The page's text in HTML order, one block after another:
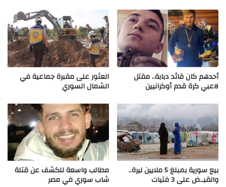
أحدهم كان قائد دبابة.. مقتل
لاعبي كرة قدم أوكرانيين
العثور على مقبرة جماعية في
الشمال السوري
بيع سورية بمبلغ 5 ملايين ليرة..
والقبـ.ض على 3 فتيات
مطالب واسعة للكشف عن قتلة
شاب سوري في مصر